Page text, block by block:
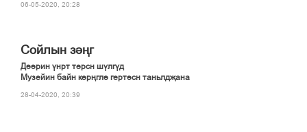
06-05-2020, 20:28
Сойлын зіњг
Діірин ўнрт тґрсн шўлгўд
Музейин байн кґрњглі гертісн таньлдљана
28-04-2020, 20:39